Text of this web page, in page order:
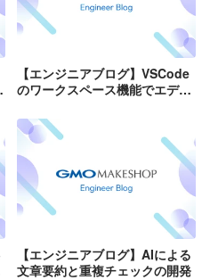
【エンジニアブログ】VSCode
のワークスペース機能でエディ
【エンジニアブログ】AIによる
文章要約と重複チェックの開発